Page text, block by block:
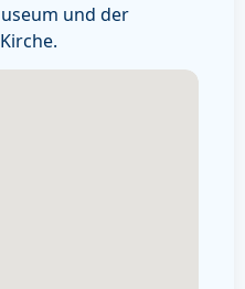
und der